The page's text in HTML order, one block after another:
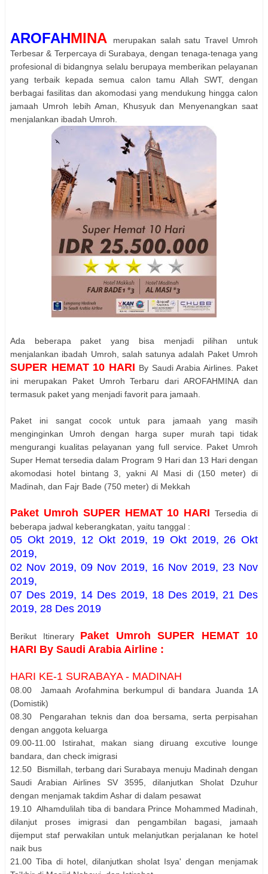
AROFAHMINA
merupakan salah satu Travel Umroh
Terbesar & Terpercaya di Surabaya, dengan tenaga-tenaga yang
profesional di bidangnya selalu berupaya memberikan pelayanan
yang terbaik kepada semua calon tamu Allah SWT, dengan
berbagai fasilitas dan akomodasi yang mendukung hingga calon
jamaah Umroh lebih Aman, Khusyuk dan Menyenangkan saat
menjalankan ibadah Umroh.
Ada beberapa paket yang bisa menjadi pilihan untuk
menjalankan ibadah Umroh, salah satunya adalah Paket Umroh
SUPER HEMAT 10 HARI By Saudi Arabia Airlines. Paket
ini merupakan Paket Umroh Terbaru dari AROFAHMINA dan
termasuk paket yang menjadi favorit para jamaah.
Paket ini sangat cocok untuk para jamaah yang masih
menginginkan Umroh dengan harga super murah tapi tidak
mengurangi kualitas pelayanan yang full service. Paket Umroh
Super Hemat tersedia dalam Program 9 Hari dan 13 Hari dengan
akomodasi hotel bintang 3, yakni Al Masi di (150 meter) di
Madinah, dan Fajr Bade (750 meter) di Mekkah
Paket Umroh SUPER HEMAT 10 HARITersedia di
beberapa jadwal keberangkatan, yaitu tanggal :
05 Okt 2019, 12 Okt 2019, 19 Okt 2019, 26 Okt
2019,
02 Nov 2019, 09 Nov 2019, 16 Nov 2019, 23 Nov
2019,
07 Des 2019, 14 Des 2019, 18 Des 2019, 21 Des
2019, 28 Des 2019
Berikut Itinerary Paket Umroh SUPER HEMAT 10
HARI By Saudi Arabia Airline :
HARI KE-1 SURABAYA - MADINAH
08.00 Jamaah Arofahmina berkumpul di bandara Juanda 1A
(Domistik)
08.30 Pengarahan teknis dan doa bersama, serta perpisahan
dengan anggota keluarga
09.00-11.00 Istirahat, makan siang diruang excutive lounge
bandara, dan check imigrasi
12.50 Bismillah, terbang dari Surabaya menuju Madinah dengan
Saudi Arabian Airlines SV 3595, dilanjutkan Sholat Dzuhur
dengan menjamak takdim Ashar di dalam pesawat
19.10 Alhamdulilah tiba di bandara Prince Mohammed Madinah,
dilanjut proses imigrasi dan pengambilan bagasi, jamaah
dijemput staf perwakilan untuk melanjutkan perjalanan ke hotel
naik bus
21.00 Tiba di hotel, dilanjutkan sholat Isya' dengan menjamak